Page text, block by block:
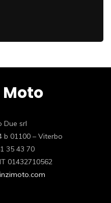
Moto
Due srl
b 01100 – Viterbo
35 43 70
01432710562